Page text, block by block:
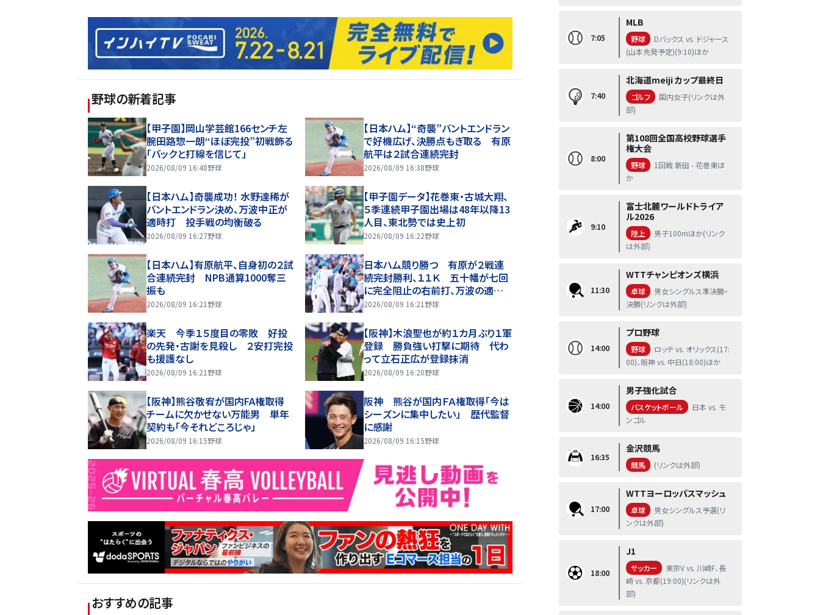
野球の新着記事
【甲子園】岡山学芸館166センチ左
腕田路惣一朗“ほぼ完投”初戦飾る
「バックと打線を信じて」
2026/08/09 16:48野球
【日本ハム】“奇襲”バントエンドラン
で好機広げ、決勝点もぎ取る 有原
航平は２試合連続完封
2026/08/09 16:38野球
【日本ハム】奇襲成功！ 水野達稀が
バントエンドラン決め、万波中正が
適時打 投手戦の均衡破る
2026/08/09 16:27野球
【甲子園データ】花巻東・古城大翔、
５季連続甲子園出場は48年以降13
人目、東北勢では史上初
2026/08/09 16:22野球
【日本ハム】有原航平、自身初の２試
合連続完封 NPB通算1000奪三
振も
2026/08/09 16:21 野球
日本ハム競り勝つ 有原が２戦連
続完封勝利、１１Ｋ 五十幡が七回
に完全阻止の右前打、万波の適時
内野安打で得点
2026/08/09 16:21 野球
楽天 今季１５度目の零敗 好投
の先発・古謝を見殺し ２安打完投
も援護なし
2026/08/09 16:21 野球
【阪神】木浪聖也が約１カ月ぶり１軍
登録 勝負強い打撃に期待 代わ
って立石正広が登録抹消
2026/08/09 16:20野球
【阪神】熊谷敬宥が国内FA権取得
チームに欠かせない万能男 単年
契約も「今それどころじゃ」
2026/08/09 16:15野球
阪神 熊谷が国内ＦＡ権取得「今は
シーズンに集中したい」 歴代監督
に感謝
2026/08/09 16:15野球
おすすめの記事
7:05
MLB
野球
Dバックス vs. ドジャース
(山本先発予定)(9:10)ほか
7:40
北海道meiji カップ最終日
ゴルフ
国内女子(リンクは外
部)
8:00
第108回全国高校野球選手
権大会
野球
1回戦 新田 - 花巻東ほ
か
9:10
富士北麓ワールドトライア
ル2026
陸上
男子100mほか(リンク
は外部)
11:30
WTTチャンピオンズ横浜
卓球
男女シングルス準決勝・
決勝(リンクは外部)
14:00
プロ野球
野球
ロッテ vs. オリックス(17:
00)、阪神 vs. 中日(18:00)ほか
14:00
男子強化試合
バスケットボール
日本 vs. モ
ンゴル
16:35
金沢競馬
競馬 (リンクは外部)
17:00
WTTヨーロッパスマッシュ
卓球
男女シングルス予選(リ
ンクは外部)
18:00
J1
サッカー
東京V vs. 川崎F、長
崎 vs. 京都(19:00)(リンクは外
部)